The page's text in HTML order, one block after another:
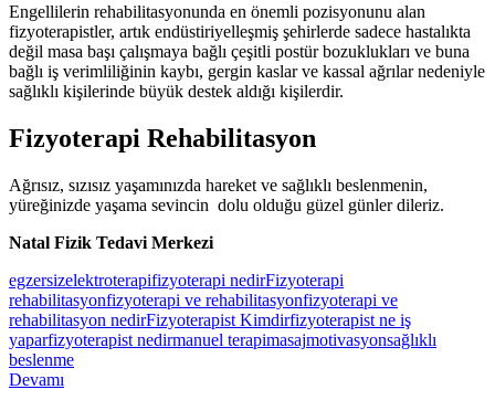
Engellilerin rehabilitasyonunda en önemli pozisyonunu alan
fizyoterapistler, artık endüstiriyelleşmiş şehirlerde sadece hastalıkta
değil masa başı çalışmaya bağlı çeşitli postür bozuklukları ve buna
bağlı iş verimliliğinin kaybı, gergin kaslar ve kassal ağrılar nedeniyle
sağlıklı kişilerinde büyük destek aldığı kişilerdir.
Fizyoterapi Rehabilitasyon
Ağrısız, sızısız yaşamınızda hareket ve sağlıklı beslenmenin,
yüreğinizde yaşama sevincin dolu olduğu güzel günler dileriz.
Natal Fizik Tedavi Merkezi
egzersizelektroterapifizyoterapi nedirFizyoterapi
rehabilitasyonfizyoterapi ve rehabilitasyonfizyoterapi ve
rehabilitasyon nedirFizyoterapist Kimdirfizyoterapist ne iş
yaparfizyoterapist nedirmanuel terapimasajmotivasyonsağlıklı
beslenme
Devamı